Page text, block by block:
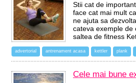
Stii cat de
face cat mai mult
ne ajuta sa
cateva exemple de
saltea de fitness
advertorial antrenament acasa kettler plank
Cele mai bune